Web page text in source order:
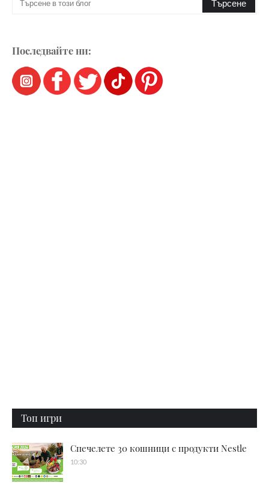
Последвайте ни:
Топ игри
Спечелете 30 кошници с продукти Nestle
10:30